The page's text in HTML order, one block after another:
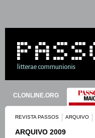
CLONLINE.ORG
REVISTA PASSOS ARQUIVO
ARQUIVO 2009